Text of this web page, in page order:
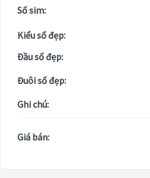
Số sim:
Kiểu số đẹp:
Đầu số đẹp:
Đuôi số đẹp:
Ghi chú:
Giá bán: